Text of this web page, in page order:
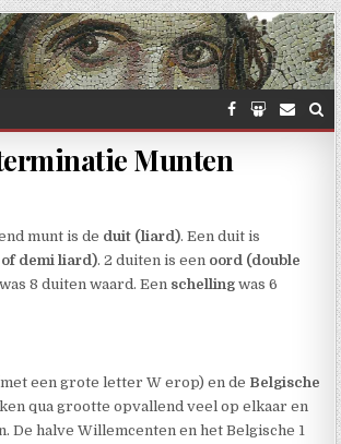
Munten
munt is de duit (liard). Een duit is
demi liard). 2 duiten is een oord (double
was 8 duiten waard. Een schelling was 6
een grote letter W erop) en de Belgische
qua grootte opvallend veel op elkaar en
De halve Willemcenten en het Belgische 1